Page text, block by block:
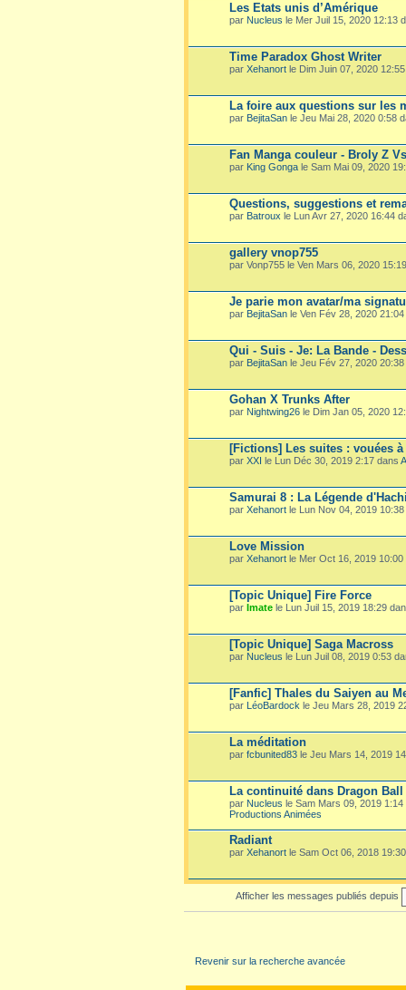
Les Etats unis d’Amérique
par Nucleus le Mer Juil 15, 2020 12:13
Time Paradox Ghost Writer
par Xehanort le Dim Juin 07, 2020
La foire aux questions sur les
par BejitaSan le Jeu Mai 28, 2020 0:58
Fan Manga couleur - Broly Z
par King Gonga le Sam Mai 09, 2020
Questions, suggestions et
par Batroux le Lun Avr 27, 2020 16:44
gallery vnop755
par Vonp755 le Ven Mars 06, 2020
Je parie mon avatar/ma
par BejitaSan le Ven Fév 28, 2020
Qui - Suis - Je: La Bande -
par BejitaSan le Jeu Fév 27, 2020
Gohan X Trunks After
par Nightwing26 le Dim Jan 05, 2020
[Fictions] Les suites : vouées
par XXI le Lun Déc 30, 2019 2:17 dans
Samurai 8 : La Légende
par Xehanort le Lun Nov 04, 2019
Love Mission
par Xehanort le Mer Oct 16, 2019
[Topic Unique] Fire Force
par Imate le Lun Juil 15, 2019 18:29
[Topic Unique] Saga Macross
par Nucleus le Lun Juil 08, 2019 0:53
[Fanfic] Thales du Saiyen au
par LéoBardock le Jeu Mars 28, 2019
La méditation
par fcbunited83 le Jeu Mars 14, 2019
La continuité dans Dragon Ball
par Nucleus le Sam Mars 09, 2019
Productions Animées
Radiant
par Xehanort le Sam Oct 06, 2018
Afficher les messages publiés depuis
Revenir sur la recherche avancée